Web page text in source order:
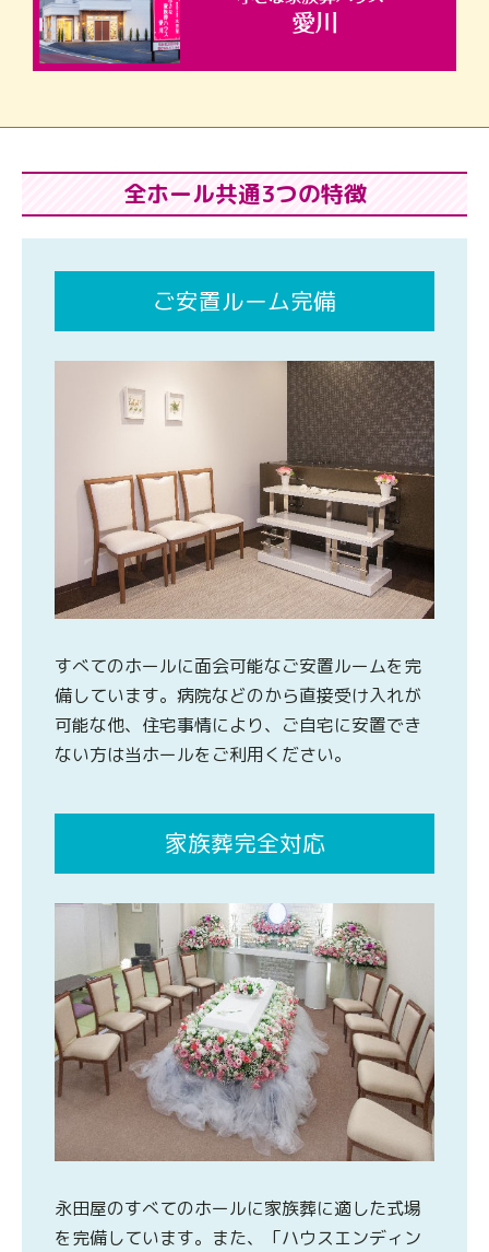
全ホール共通3つの特徴
ご安置ルーム完備
すべてのホールに面会可能なご安置ルームを完
備しています。病院などのから直接受け入れが
可能な他、住宅事情により、ご自宅に安置でき
ない方は当ホールをご利用ください。
家族葬完全対応
永田屋のすべてのホールに家族葬に適した式場
を完備しています。また、「ハウスエンディン